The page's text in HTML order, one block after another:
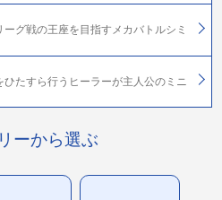
グ戦の王座を目指すメカバトルシミ
たすら行うヒーラーが主人公のミニ
ーから選ぶ